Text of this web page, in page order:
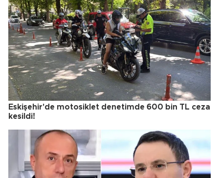
Eskişehir'de motosiklet denetimde 600 bin TL ceza
kesildi!